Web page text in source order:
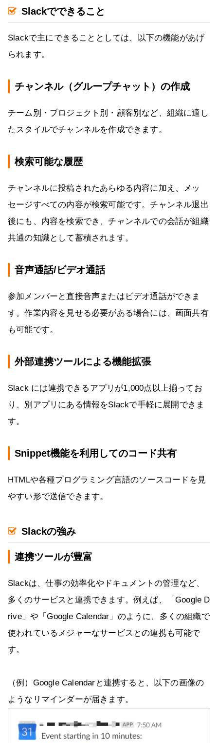
Slackでできること
Slackで主にできることとしては、以下の機能があげ
られます。
チャンネル（グループチャット）の作成
チーム別・プロジェクト別・顧客別など、組織に適し
たスタイルでチャンネルを作成できます。
検索可能な履歴
チャンネルに投稿されたあらゆる内容に加え、メッ
セージすべての内容が検索可能です。チャンネル退出
後にも、内容を検索でき、チャンネルでの会話が組織
共通の知識として蓄積されます。
音声通話/ビデオ通話
参加メンバーと直接音声またはビデオ通話ができま
す。作業内容を見せる必要がある場合には、画面共有
も可能です。
外部連携ツールによる機能拡張
Slack には連携できるアプリが1,000点以上揃ってお
り、別アプリにある情報をSlackで手軽に展開できま
す。
Snippet機能を利用してのコード共有
HTMLや各種プログラミング言語のソースコードを見
やすい形で送信できます。
Slackの強み
連携ツールが豊富
Slackは、仕事の効率化やドキュメントの管理など、
多くのサービスと連携できます。例えば、「Google D
rive」や「Google Calendar」のように、多くの組織で
使われているメジャーなサービスとの連携も可能で
す。
（例）Google Calendarと連携すると、以下の画像の
ようなリマインダーが届きます。